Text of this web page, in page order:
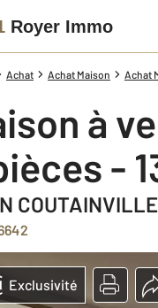
Royer Immo
Achat Achat Maison Achat
à
pièces -
Exclusivité